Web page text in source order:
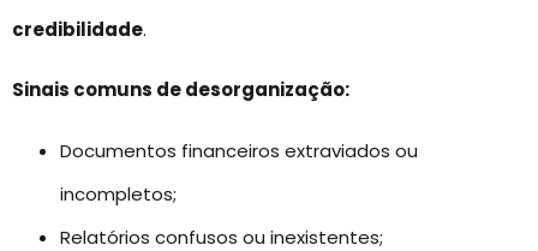
credibilidade.
Sinais comuns de desorganização:
Documentos financeiros extraviados ou
incompletos;
Relatórios confusos ou inexistentes;